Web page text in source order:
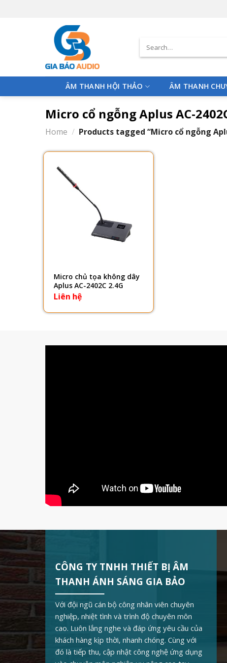
for:
ÂM THANH HỘI THẢO ÂM THANH
Micro cổ ngỗng Aplus AC-
Home / Products tagged “Micro cổ ngỗng
Micro chủ tọa không dây
Aplus AC-2402C 2.4G
Liên hệ
CÔNG TY TNHH THIẾT BỊ ÂM
THANH ÁNH SÁNG GIA BẢO
Với đội ngũ cán bộ công nhân viên chuyên
nghiệp, nhiệt tình và trình độ chuyên môn
cao. Luôn lắng nghe và đáp ứng yêu cầu của
khách hàng kịp thời, nhanh chóng. Cùng với
đó là tiếp thu, cập nhật công nghệ ứng dụng